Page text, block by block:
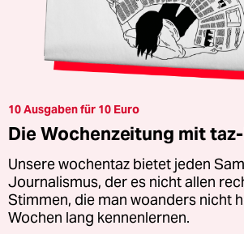
10 Ausgaben für 10 Euro
Die Wochenzeitung mit
Unsere wochentaz bietet jeden
Journalismus, der es nicht allen
Stimmen, die man woanders nicht
Wochen lang kennenlernen.